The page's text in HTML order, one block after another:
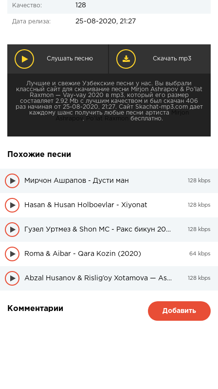
Качество: 128
Дата релиза: 25-08-2020, 21:27
Слушать песню Скачать mp3
Лучшие и свежие Узбекские песни у нас. Вы выбрали
классный сайт для скачивание песни Mirjon Ashrapov & Po’lat
Raxmon — Vay-vay 2020 в mp3, который его размер
составляет 2.92 Mb с лучшим качеством и был скачан 406
раз начиная от 25-08-2020, 21:27. Сайт Skachat-mp3.com дает
каждому шанс получить любые песни артиста
Ashrapov
Po’lat Raxmon бесплатно.
Похожие песни
Мирчон Ашрапов - Дусти ман 128 kbps
Hasan & Husan Holboevlar - Xiyonat 128 kbps
Гузел Уртмез & Shon MC - Ракс бикун 2020 128 kbps
Roma & Aibar - Qara Kozin (2020) 64 kbps
Abzal Husanov & Rislig’oy Xotamova — Asragil 128 kbps
Комментарии Добавить